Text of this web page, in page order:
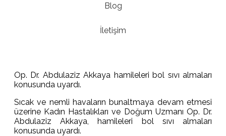
Blog
İletişim
Op. Dr. Abdulaziz Akkaya hamileleri bol sıvı almaları
konusunda uyardı.
Sıcak ve nemli havaların bunaltmaya devam etmesi
üzerine Kadın Hastalıkları ve Doğum Uzmanı Op. Dr.
Abdulaziz Akkaya, hamileleri bol sıvı almaları
konusunda uyardı.